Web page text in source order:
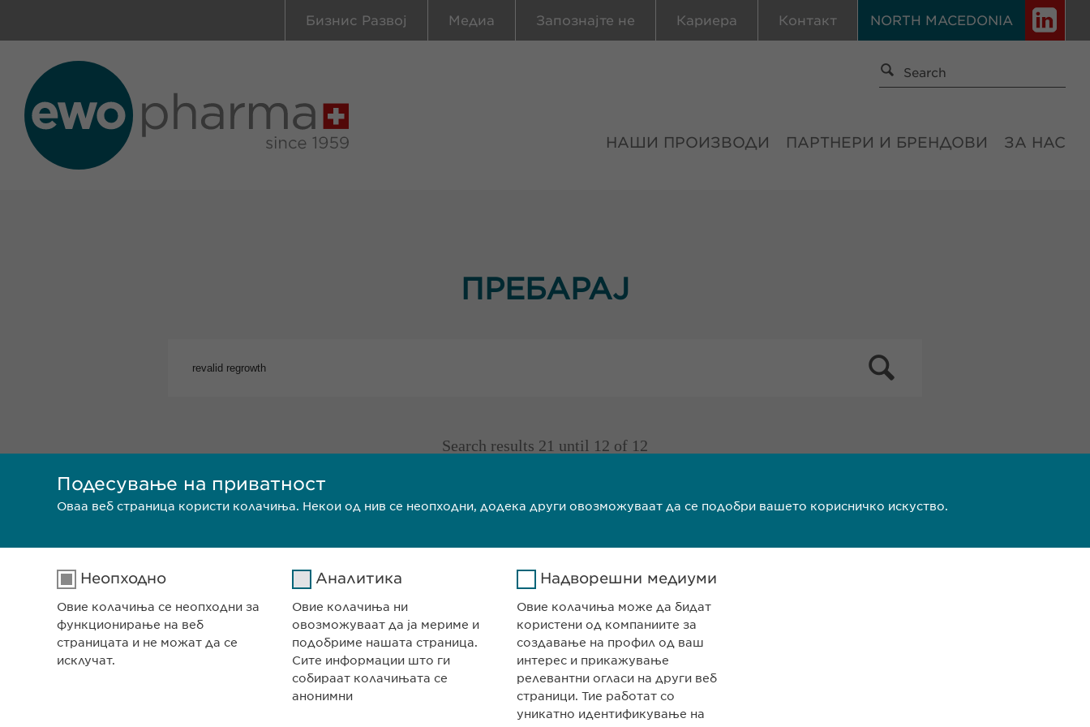
NORTH MACEDONIA
Бизнис Развој Медиа Запознајте не Кариера Контакт
НАШИ ПРОИЗВОДИ ПАРТНЕРИ И БРЕНДОВИ ЗА НАС
ПРЕБАРАЈ
Search results 21 until 12 of 12
previous
1 2
СЕДИШТЕ НА КОМПАНИЈАТА
КОНТАКТ
Телефон: +389 (0)2 511 35 99
Подесување на приватност
Оваа веб страница користи колачиња. Некои од нив се неопходни, додека други овозможуваат да се подобри вашето корисничко искуство.
Неопходно
Овие колачиња се неопходни за
функционирање на веб
страницата и не можат да се
исклучат.
Аналитика
Овие колачиња ни
овозможуваат да ја мериме и
подобриме нашата страница.
Сите информации што ги
собираат колачињата се
анонимни
Надворешни медиуми
Овие колачиња може да бидат
користени од компаниите за
создавање на профил од ваш
интерес и прикажување
релевантни огласи на други веб
страници. Тие работат со
уникатно идентификување на